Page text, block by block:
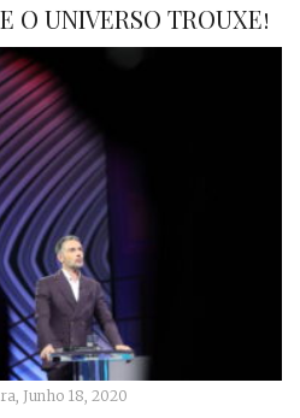
O UNIVERSO TROUXE!
Junho 18, 2020